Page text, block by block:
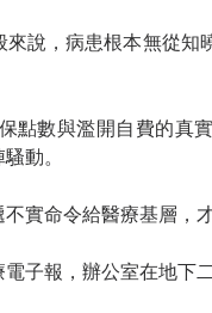
說，病患根本無從知
點數與濫開自費的真
動。
實命令給醫療基層，
子報，辦公室在地下